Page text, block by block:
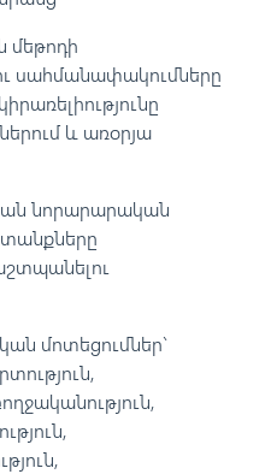
մեթոդի
սահմանափակումները
և առօրյա
նորարարական
մոտեցումներ`